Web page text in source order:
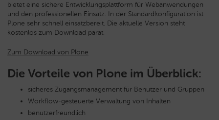
bietet eine sichere Entwicklungsplattform für Webanwendungen
und den professionellen Einsatz. In der Standardkonfiguration ist
Plone sehr schnell einsatzbereit. Die aktuelle Version steht
kostenlos zum Download parat.
Zum Download von Plone
Die Vorteile von Plone im Überblick:
sicheres Zugangsmanagement für Benutzer und Gruppen
Workflow-gesteuerte Verwaltung von Inhalten
benutzerfreundlich